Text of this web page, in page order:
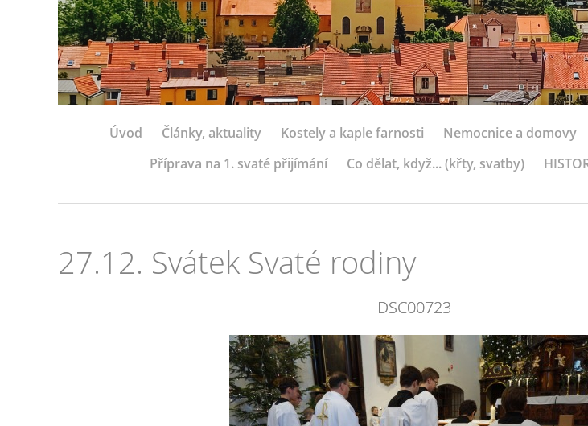
Úvod Články, aktuality Kostely a kaple farnosti Nemocnice a domovy
Příprava na 1. svaté přijímání
Co dělat, když... (křty, svatby)
27.12. Svátek Svaté rodiny
DSC00723